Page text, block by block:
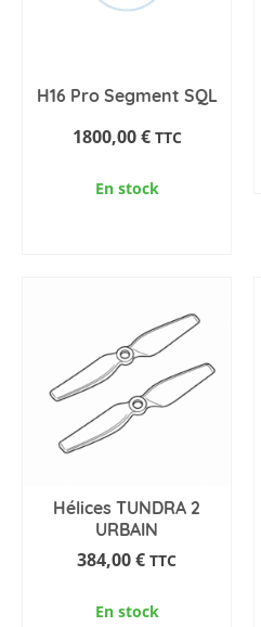
H16 Pro Segment SQL
1800,00€ TTC
En stock
Hélices TUNDRA 2
URBAIN
384,00€ TTC
En stock